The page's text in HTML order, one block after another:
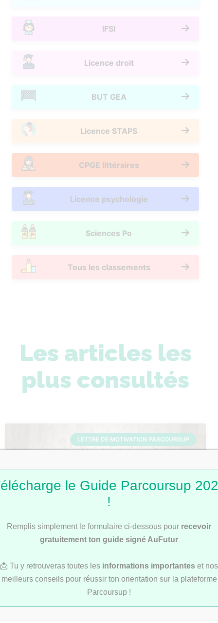
IFSI
Licence droit
BUT GEA
Licence STAPS
CPGE littéraires
Licence psychologie
Sciences Po
Tous les classements
Les articles les
plus consultés
LETTRE DE MOTIVATION PARCOURSUP
Lettres de motivation Parcoursup : 101
le Guide Parcoursup
!
Remplis simplement le formulaire ci-dessous pour recevoir
gratuitement ton guide signé AuFutur
📩 Tu y retrouveras toutes les informations importantes et nos
meilleurs conseils pour réussir ton orientation sur la plateforme
Parcoursup !